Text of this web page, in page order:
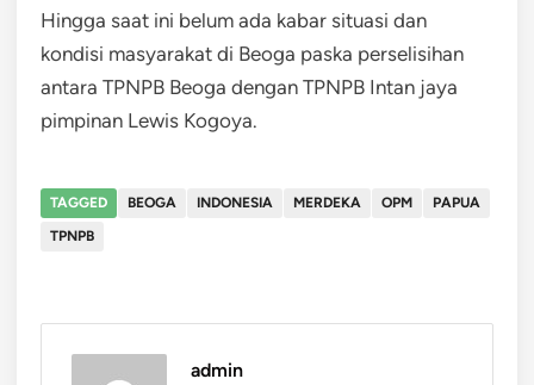
Hingga saat ini belum ada kabar situasi dan
kondisi masyarakat di Beoga paska perselisihan
antara TPNPB Beoga dengan TPNPB Intan jaya
pimpinan Lewis Kogoya.
TAGGED BEOGA INDONESIA MERDEKA OPM
PAPUA
TPNPB
admin